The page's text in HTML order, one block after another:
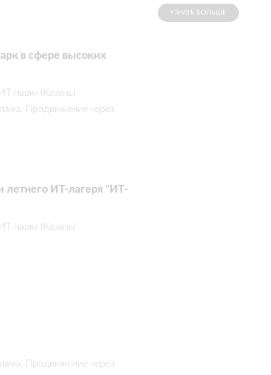
в сфере высоких
парк» (Казань)
Продвижение через
ИТ-лагеря "ИТ-
парк» (Казань)
Продвижение через
УЗНАТЬ БОЛЬШЕ